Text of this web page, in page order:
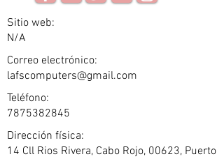
Sitio web:
N/A
Correo electrónico:
lafscomputers@gmail.com
Teléfono:
7875382845
Dirección física:
14 Cll Rios Rivera, Cabo Rojo, 00623, Puerto